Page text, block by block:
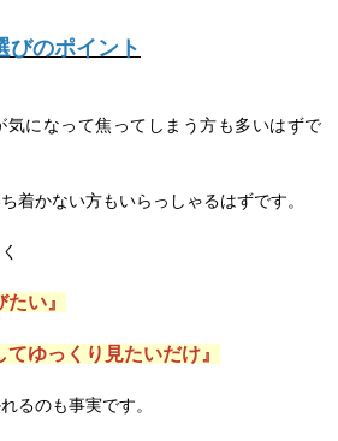
びのポイント
気になって焦ってしまう方も多いはずで
着かない方もいらっしゃるはずです。
い』
てゆっくり見たいだけ』
るのも事実です。